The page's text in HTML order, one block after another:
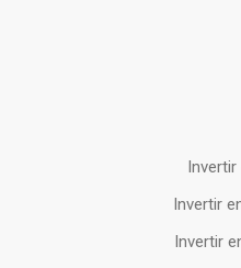
Invertir
Invertir